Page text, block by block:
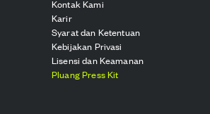
Kontak Kami
Karir
Syarat dan Ketentuan
Kebijakan Privasi
Lisensi dan Keamanan
Pluang Press Kit